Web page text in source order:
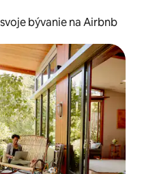
bývanie na Airbnb